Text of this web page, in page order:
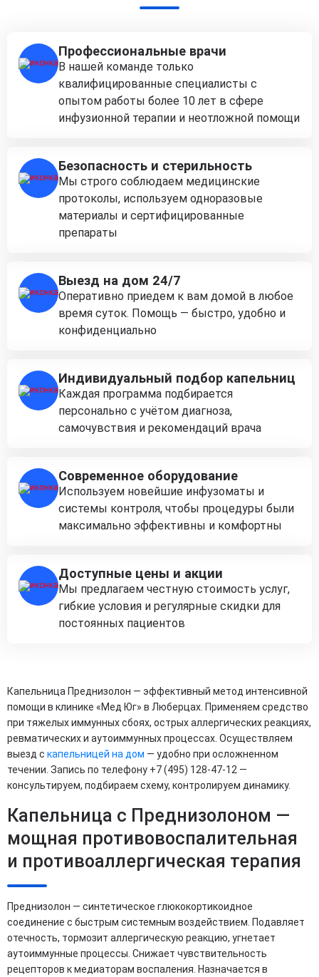
Профессиональные врачи
В нашей команде только
квалифицированные специалисты с
опытом работы более 10 лет в сфере
инфузионной терапии и неотложной помощи
Безопасность и стерильность
Мы строго соблюдаем медицинские
протоколы, используем одноразовые
материалы и сертифицированные
препараты
Выезд на дом 24/7
Оперативно приедем к вам домой в любое
время суток. Помощь — быстро, удобно и
конфиденциально
Индивидуальный подбор капельниц
Каждая программа подбирается
персонально с учётом диагноза,
самочувствия и рекомендаций врача
Современное оборудование
Используем новейшие инфузоматы и
системы контроля, чтобы процедуры были
максимально эффективны и комфортны
Доступные цены и акции
Мы предлагаем честную стоимость услуг,
гибкие условия и регулярные скидки для
постоянных пациентов
Капельница Преднизолон — эффективный метод интенсивной
помощи в клинике «Мед Юг» в Люберцах. Применяем средство
при тяжелых иммунных сбоях, острых аллергических реакциях,
ревматических и аутоиммунных процессах. Осуществляем
выезд с капельницей на дом — удобно при осложненном
течении. Запись по телефону +7 (495) 128-47-12 —
консультируем, подбираем схему, контролируем динамику.
Капельница с Преднизолоном —
мощная противовоспалительная
и противоаллергическая терапия
Преднизолон — синтетическое глюкокортикоидное
соединение с быстрым системным воздействием. Подавляет
отечность, тормозит аллергическую реакцию, угнетает
аутоиммунные процессы. Снижает чувствительность
рецепторов к медиаторам воспаления. Назначается в